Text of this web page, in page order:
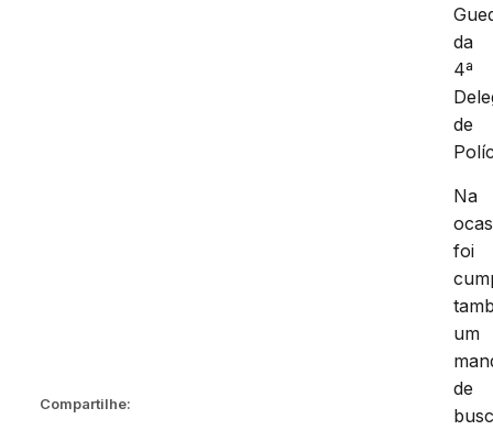
Compartilhe:
da
4ª
de
Na
foi
um
de